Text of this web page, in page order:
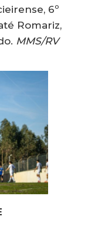
6º
Romariz,
MMS/RV